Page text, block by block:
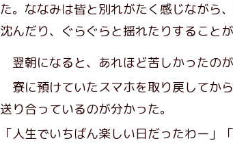
た。ななみは皆と別れがたく感じながら
沈んだり、ぐらぐらと揺れたりすること
翌朝になると、あれほど苦しかったの
寮に預けていたスマホを取り戻してか
送り合っているのが分かった。
「人生でいちばん楽しい日だったわー